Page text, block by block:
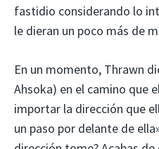
fastidio considerando lo
le dieran un poco más de
En un momento, Thrawn
Ahsoka) en el camino que
importar la dirección que
un paso por delante de